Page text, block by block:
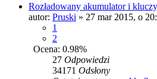
Rozładowany akumulator i
autor: Pruski » 27 mar 2015, o
1
2
Ocena: 0.98%
27 Odpowiedzi
34171 Odsłony